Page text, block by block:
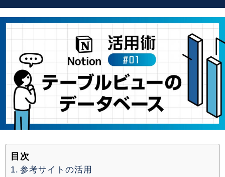
目次
参考サイトの活用